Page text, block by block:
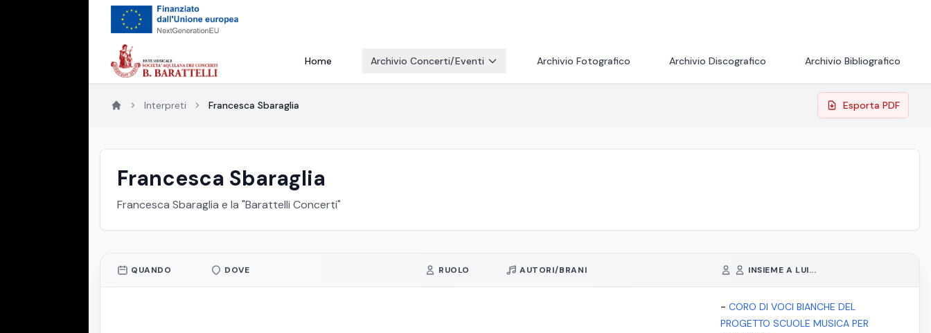
Home Archivio Concerti/Eventi Archivio Fotografico Archivio Discografico Archivio Bibliografico
Interpreti Francesca Sbaraglia Esporta PDF
Francesca Sbaraglia
Francesca Sbaraglia e la "Barattelli Concerti"
QUANDO DOVE RUOLO AUTORI/BRANI INSIEME A LUI...
- CORO DI VOCI BIANCHE DEL
PROGETTO SCUOLE MUSICA PER